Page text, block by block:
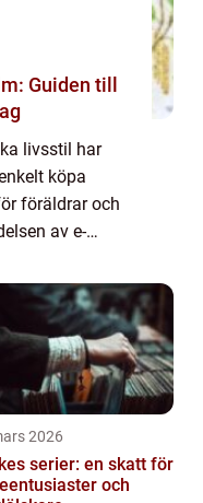
Guiden till
livsstil har
köpa
föräldrar och
av e-
sna...
2026
serier: en skatt för
och